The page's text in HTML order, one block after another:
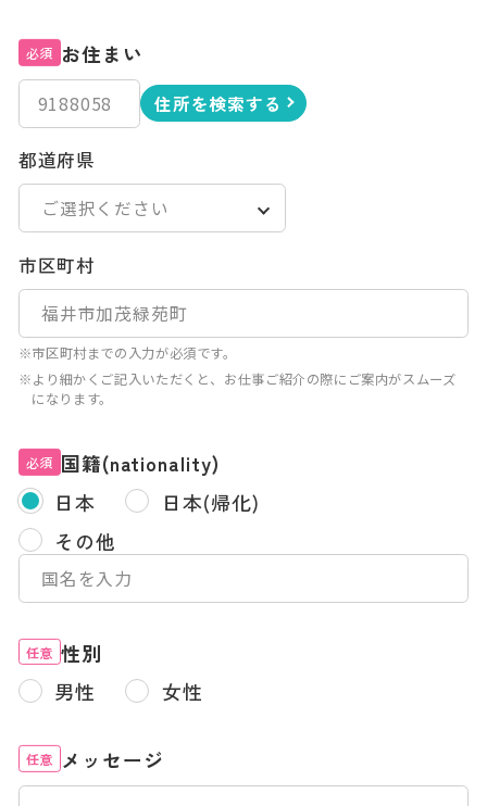
必須 お住まい
住所を検索する
都道府県
市区町村
※市区町村までの入力が必須です。
※より細かくご記入いただくと、お仕事ご紹介の際にご案内がスムーズ
になります。
必須 国籍(nationality)
日本
日本(帰化)
その他
任意 性別
男性
女性
任意 メッセージ